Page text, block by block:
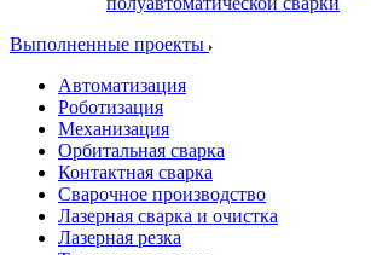
Выполненные проекты
Автоматизация
Роботизация
Механизация
Орбитальная сварка
Контактная сварка
Сварочное производство
Лазерная сварка и очистка
Лазерная резка